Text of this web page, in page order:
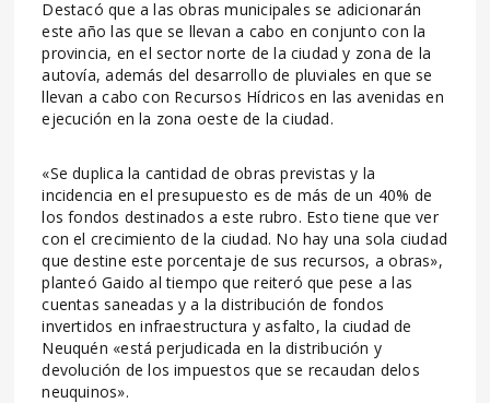
Destacó que a las obras municipales se adicionarán
este año las que se llevan a cabo en conjunto con la
provincia, en el sector norte de la ciudad y zona de la
autovía, además del desarrollo de pluviales en que se
llevan a cabo con Recursos Hídricos en las avenidas en
ejecución en la zona oeste de la ciudad.
«Se duplica la cantidad de obras previstas y la
incidencia en el presupuesto es de más de un 40% de
los fondos destinados a este rubro. Esto tiene que ver
con el crecimiento de la ciudad. No hay una sola ciudad
que destine este porcentaje de sus recursos, a obras»,
planteó Gaido al tiempo que reiteró que pese a las
cuentas saneadas y a la distribución de fondos
invertidos en infraestructura y asfalto, la ciudad de
Neuquén «está perjudicada en la distribución y
devolución de los impuestos que se recaudan delos
neuquinos».